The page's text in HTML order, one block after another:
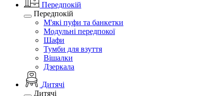
Передпокій
Передпокій
М'які пуфи та банкетки
Модульні передпокої
Шафи
Тумби для взуття
Вішалки
Дзеркала
Дитячі
Дитячі